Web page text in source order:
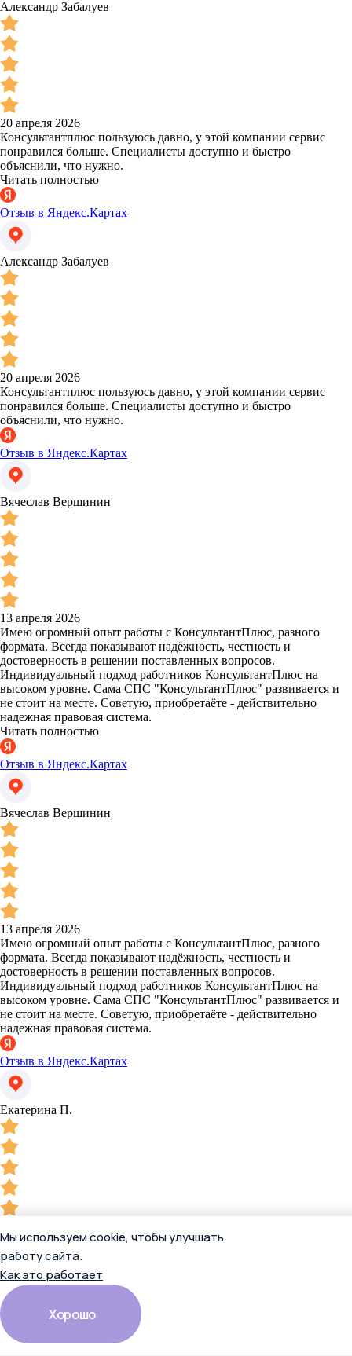
Александр Забалуев
20 апреля 2026
Консультантплюс пользуюсь давно, у этой компании сервис
понравился больше. Специалисты доступно и быстро
объяснили, что нужно.
Читать полностью
Отзыв в Яндекс.Картах
Александр Забалуев
20 апреля 2026
Консультантплюс пользуюсь давно, у этой компании сервис
понравился больше. Специалисты доступно и быстро
объяснили, что нужно.
Отзыв в Яндекс.Картах
Вячеслав Вершинин
13 апреля 2026
Имею огромный опыт работы с КонсультантПлюс, разного
формата. Всегда показывают надёжность, честность и
достоверность в решении поставленных вопросов.
Индивидуальный подход работников КонсультантПлюс на
высоком уровне. Сама СПС "КонсультантПлюс" развивается и
не стоит на месте. Советую, приобретаёте - действительно
надежная правовая система.
Читать полностью
Отзыв в Яндекс.Картах
Вячеслав Вершинин
13 апреля 2026
Имею огромный опыт работы с КонсультантПлюс, разного
формата. Всегда показывают надёжность, честность и
достоверность в решении поставленных вопросов.
Индивидуальный подход работников КонсультантПлюс на
высоком уровне. Сама СПС "КонсультантПлюс" развивается и
не стоит на месте. Советую, приобретаёте - действительно
надежная правовая система.
Отзыв в Яндекс.Картах
Екатерина П.
Раньше пользовались базой другой системы. По рекомендации,
связались с представителями КвантумКонсультант. Менеджеры
предложили наиболее выгодные условия подключения к К+,
максимально выгодно подобранное решение по цене и
доступным ресурсам. У нас довольны все, и бухгалтерия и
юристы и кадровик! Любые вопросы - менеджеры
сопровождения не оставляют без внимания. Супер-сервис!
Спасибо!
Мы используем cookie, чтобы улучшать
работу сайта.
Как это работает
Хорошо